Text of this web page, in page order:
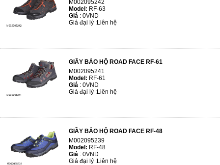
M002095242
Model: RF-63
Giá : 0VND
Giá đại lý :Liên hệ
GIẦY BẢO HỘ ROAD FACE RF-61
M002095241
Model: RF-61
Giá : 0VND
Giá đại lý :Liên hệ
GIẦY BẢO HỘ ROAD FACE RF-48
M002095239
Model: RF-48
Giá : 0VND
Giá đại lý :Liên hệ